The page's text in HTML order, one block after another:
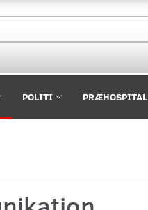
POLITI PRÆHOSPITAL